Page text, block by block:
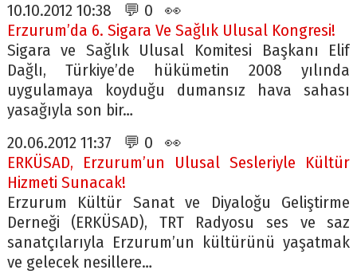
10.10.2012 10:38 💬 0 👀
Erzurum’da 6. Sigara Ve Sağlık Ulusal Kongresi!
Sigara ve Sağlık Ulusal Komitesi Başkanı Elif
Dağlı, Türkiye’de hükümetin 2008 yılında
uygulamaya koyduğu dumansız hava sahası
yasağıyla son bir…
20.06.2012 11:37 💬 0 👀
ERKÜSAD, Erzurum’un Ulusal Sesleriyle Kültür
Hizmeti Sunacak!
Erzurum Kültür Sanat ve Diyaloğu Geliştirme
Derneği (ERKÜSAD), TRT Radyosu ses ve saz
sanatçılarıyla Erzurum’un kültürünü yaşatmak
ve gelecek nesillere…